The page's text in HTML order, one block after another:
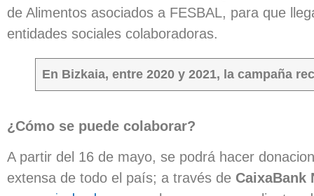
de Alimentos asociados a FESBAL, para que
entidades sociales colaboradoras.
En Bizkaia, entre 2020 y 2021, la campaña
¿Cómo se puede colaborar?
A partir del 16 de mayo, se podrá hacer
extensa de todo el país; a través de CaixaBank